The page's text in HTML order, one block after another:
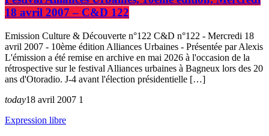
18 avril 2007 – C&D 122
Emission Culture & Découverte n°122 C&D n°122 - Mercredi 18
avril 2007 - 10ème édition Alliances Urbaines - Présentée par Alexis
L'émission a été remise en archive en mai 2026 à l'occasion de la
rétrospective sur le festival Alliances urbaines à Bagneux lors des 20
ans d'Otoradio. J-4 avant l'élection présidentielle […]
today18 avril 2007 1
Expression libre